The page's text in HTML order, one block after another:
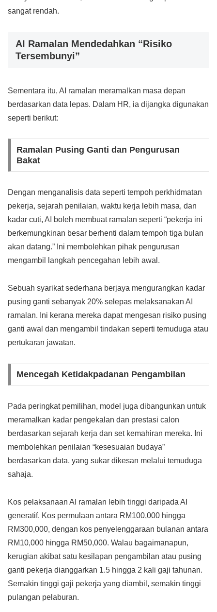
sangat rendah.
AI Ramalan Mendedahkan “Risiko
Tersembunyi”
Sementara itu, AI ramalan meramalkan masa depan
berdasarkan data lepas. Dalam HR, ia dijangka digunakan
seperti berikut:
Ramalan Pusing Ganti dan Pengurusan
Bakat
Dengan menganalisis data seperti tempoh perkhidmatan
pekerja, sejarah penilaian, waktu kerja lebih masa, dan
kadar cuti, AI boleh membuat ramalan seperti “pekerja ini
berkemungkinan besar berhenti dalam tempoh tiga bulan
akan datang.” Ini membolehkan pihak pengurusan
mengambil langkah pencegahan lebih awal.
Sebuah syarikat sederhana berjaya mengurangkan kadar
pusing ganti sebanyak 20% selepas melaksanakan AI
ramalan. Ini kerana mereka dapat mengesan risiko pusing
ganti awal dan mengambil tindakan seperti temuduga atau
pertukaran jawatan.
Mencegah Ketidakpadanan Pengambilan
Pada peringkat pemilihan, model juga dibangunkan untuk
meramalkan kadar pengekalan dan prestasi calon
berdasarkan sejarah kerja dan set kemahiran mereka. Ini
membolehkan penilaian “kesesuaian budaya”
berdasarkan data, yang sukar dikesan melalui temuduga
sahaja.
Kos pelaksanaan AI ramalan lebih tinggi daripada AI
generatif. Kos permulaan antara RM100,000 hingga
RM300,000, dengan kos penyelenggaraan bulanan antara
RM10,000 hingga RM50,000. Walau bagaimanapun,
kerugian akibat satu kesilapan pengambilan atau pusing
ganti pekerja dianggarkan 1.5 hingga 2 kali gaji tahunan.
Semakin tinggi gaji pekerja yang diambil, semakin tinggi
pulangan pelaburan.